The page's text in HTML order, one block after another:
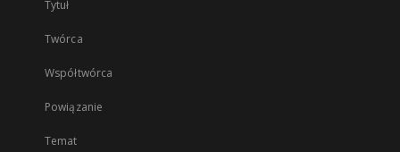
Tytuł
Twórca
Współtwórca
Powiązanie
Temat